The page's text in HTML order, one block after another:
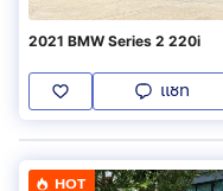
2021 BMW Series 2 220i
แชท
HOT